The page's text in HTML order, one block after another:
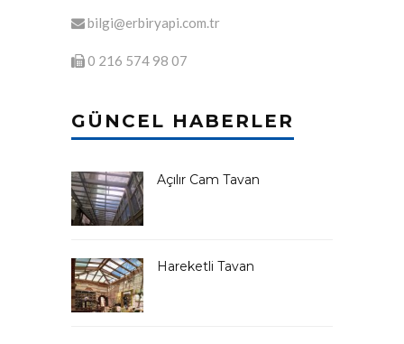
bilgi@erbiryapi.com.tr
0 216 574 98 07
GÜNCEL HABERLER
Açılır Cam Tavan
Hareketli Tavan